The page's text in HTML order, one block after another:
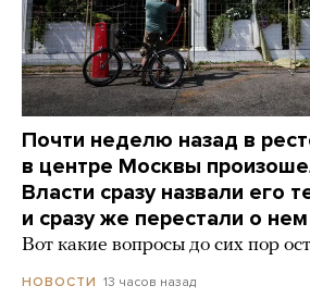
Почти неделю назад в
в центре Москвы
Власти сразу назвали его
и сразу же перестали о
Вот какие вопросы до сих пор
НОВОСТИ 13 часов назад